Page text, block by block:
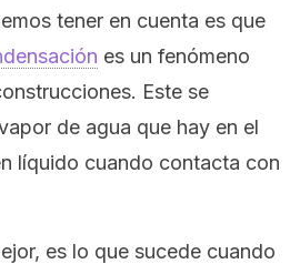
tener en cuenta es que
es un fenómeno
Este se
de agua que hay en el
líquido cuando contacta con
es lo que sucede cuando